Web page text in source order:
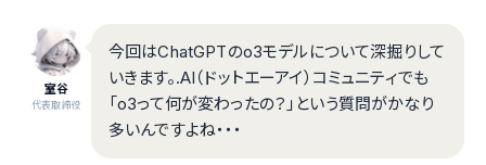
室谷
代表取締役
今回はChatGPTのo3モデルについて深掘りして
いきます。.AI（ドットエーアイ）コミュニティでも
「o3って何が変わったの？」という質問がかなり
多いんですよね・・・